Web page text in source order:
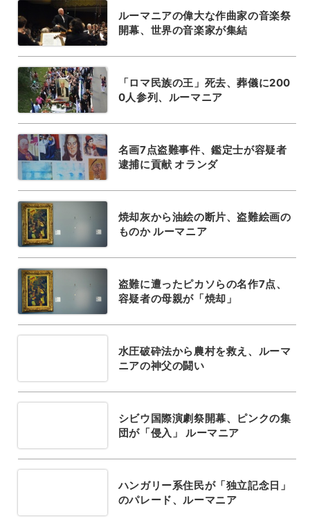
ルーマニアの偉大な作曲家の音楽祭
開幕、世界の音楽家が集結
「ロマ民族の王」死去、葬儀に200
0人参列、ルーマニア
名画7点盗難事件、鑑定士が容疑者
逮捕に貢献 オランダ
焼却灰から油絵の断片、盗難絵画の
ものか ルーマニア
盗難に遭ったピカソらの名作7点、
容疑者の母親が「焼却」
水圧破砕法から農村を救え、ルーマ
ニアの神父の闘い
シビウ国際演劇祭開幕、ピンクの集
団が「侵入」 ルーマニア
ハンガリー系住民が「独立記念日」
のパレード、ルーマニア